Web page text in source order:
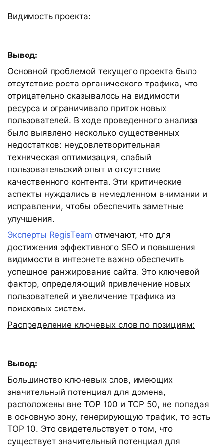
Видимость проекта:
Вывод:
Основной проблемой текущего проекта было
отсутствие роста органического трафика, что
отрицательно сказывалось на видимости
ресурса и ограничивало приток новых
пользователей. В ходе проведенного анализа
было выявлено несколько существенных
недостатков: неудовлетворительная
техническая оптимизация, слабый
пользовательский опыт и отсутствие
качественного контента. Эти критические
аспекты нуждались в немедленном внимании и
исправлении, чтобы обеспечить заметные
улучшения.
Эксперты RegisTeam отмечают, что для
достижения эффективного SEO и повышения
видимости в интернете важно обеспечить
успешное ранжирование сайта. Это ключевой
фактор, определяющий привлечение новых
пользователей и увеличение трафика из
поисковых систем.
Распределение ключевых слов по позициям:
Вывод:
Большинство ключевых слов, имеющих
значительный потенциал для домена,
расположены вне TOP 100 и TOP 50, не попадая
в основную зону, генерирующую трафик, то есть
TOP 10. Это свидетельствует о том, что
существует значительный потенциал для